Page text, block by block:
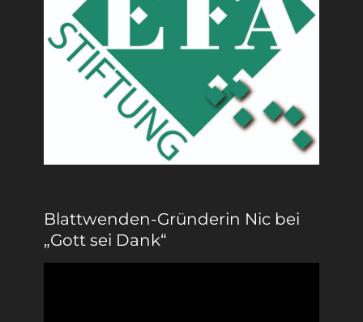
Blattwenden-Gründerin Nic bei
„Gott sei Dank“